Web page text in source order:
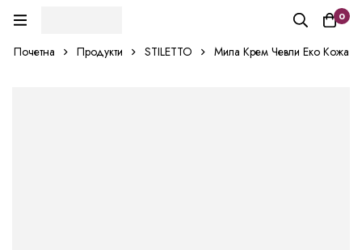
0
Почетна Продукти STILETTO Мила Крем Чевли Еко Кожа